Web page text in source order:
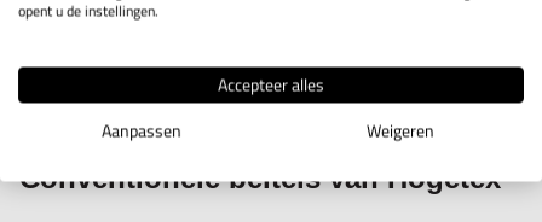
Wisselplaten
Conventionele beitels van Hogetex
opent u de instellingen.
Accepteer alles
Aanpassen
Weigeren